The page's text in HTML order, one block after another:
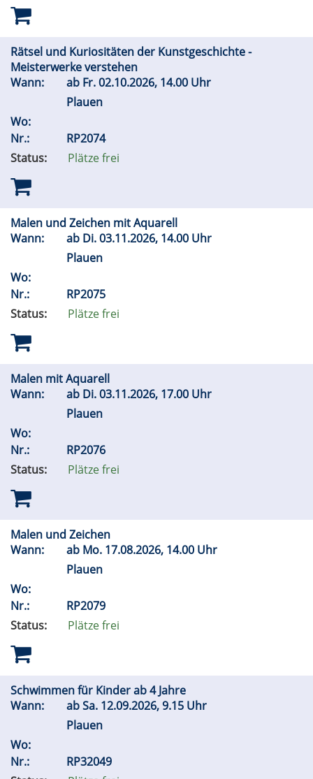
Rätsel und Kuriositäten der Kunstgeschichte -
Meisterwerke verstehen
Wann:
ab Fr.02.10.2026, 14.00 Uhr
Plauen
Wo:
Nr.:
RP2074
Status:
Plätze frei
Malen und Zeichen mit Aquarell
Wann:
ab Di.03.11.2026, 14.00 Uhr
Plauen
Wo:
Nr.:
RP2075
Status:
Plätze frei
Malen mit Aquarell
Wann:
ab Di.03.11.2026, 17.00 Uhr
Plauen
Wo:
Nr.:
RP2076
Status:
Plätze frei
Malen und Zeichen
Wann:
ab Mo. 17.08.2026, 14.00 Uhr
Plauen
Wo:
Nr.:
RP2079
Status:
Plätze frei
Schwimmen für Kinder ab 4 Jahre
Wann:
abSa. 12.09.2026, 9.15 Uhr
Plauen
Wo:
Nr.:
RP32049